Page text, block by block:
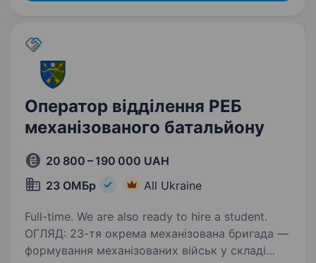
Оператор відділення РЕБ
механізованого батальйону
20 800 – 190 000 UAH
23 ОМБр
All Ukraine
Full-time. We are also ready to hire a student.
ОГЛЯД: 23-тя окрема механізована бригада —
формування механізованих військ у складі